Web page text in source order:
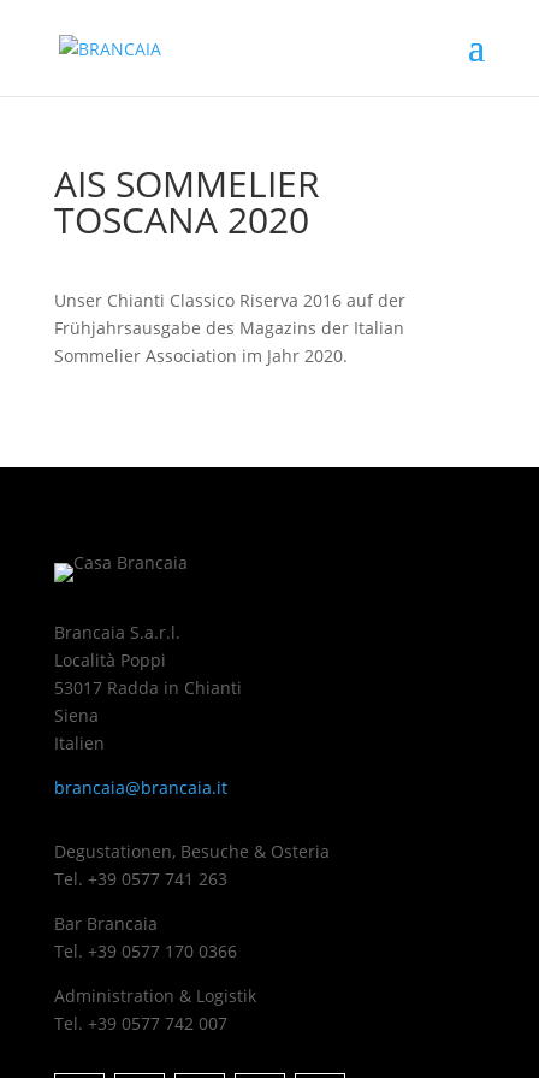
AIS SOMMELIER
TOSCANA 2020
Unser Chianti Classico Riserva 2016 auf der
Frühjahrsausgabe des Magazins der Italian
Sommelier Association im Jahr 2020.
Brancaia S.a.r.l.
Località Poppi
53017 Radda in Chianti
Siena
Italien
brancaia@brancaia.it
Degustationen, Besuche & Osteria
Tel. +39 0577 741 263
Bar Brancaia
Tel. +39 0577 170 0366
Administration & Logistik
Tel. +39 0577 742 007